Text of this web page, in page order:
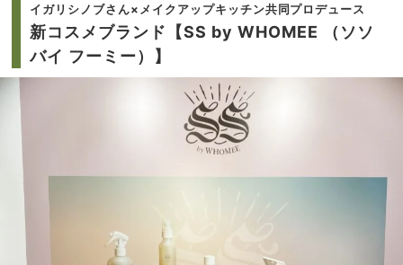
イガリシノブさん×メイクアップキッチン共同プロデュース
新コスメブランド【SS by WHOMEE （ソソ
バイ フーミー）】